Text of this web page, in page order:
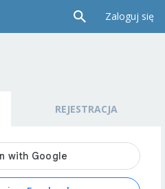
Zaloguj się
REJESTRACJA